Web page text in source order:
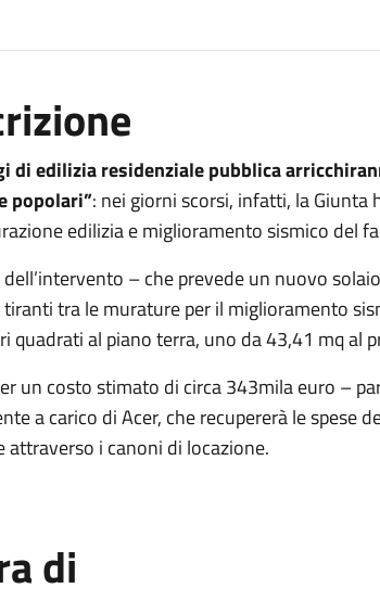
di edilizia residenziale pubblica
popolari”: nei giorni scorsi, infatti, la
edilizia e miglioramento sismico del
– che prevede un nuovo
tra le murature per il miglioramento
quadrati al piano terra, uno da 43,41 mq al
un costo stimato di circa 343mila euro –
a carico di Acer, che recupererà le spese
attraverso i canoni di locazione.
di